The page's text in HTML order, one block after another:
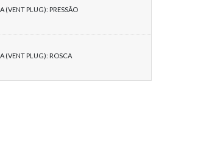
(VENT PLUG): PRESSÃO
(VENT PLUG): ROSCA